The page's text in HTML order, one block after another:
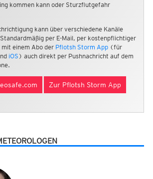
kommen kann oder Sturzflutgefahr
kann über verschiedene Kanäle
per E-Mail, per kostenpflichtiger
mit einem Abo der Pflotsh Storm App(für
iOS ) auch direkt per Pushnachricht auf dem
Zur Pflotsh Storm App